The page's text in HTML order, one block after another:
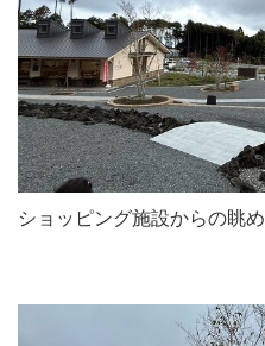
ショッピング施設からの眺め